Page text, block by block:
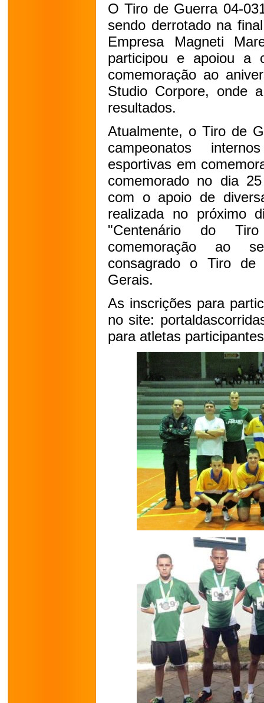
O Tiro de Guerra 04-
sendo derrotado na
Empresa Magneti
participou e apoiou
comemoração ao
Studio Corpore, onde
resultados.
Atualmente, o Tiro de
campeonatos
esportivas em
comemorado no dia
com o apoio de
realizada no próximo
"Centenário do
comemoração ao
consagrado o Tiro
Gerais.
As inscrições para
no site:
para atletas